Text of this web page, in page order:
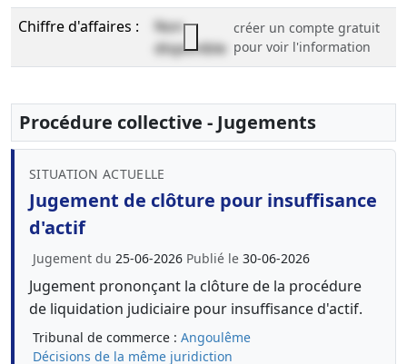
Chiffre d'affaires :
Non
disponible
créer un compte gratuit
pour voir l'information
Procédure collective - Jugements
SITUATION ACTUELLE
Jugement de clôture pour insuffisance
d'actif
Jugement du 25-06-2026 Publié le 30-06-2026
Jugement prononçant la clôture de la procédure
de liquidation judiciaire pour insuffisance d'actif.
Tribunal de commerce : Angoulême
Décisions de la même juridiction